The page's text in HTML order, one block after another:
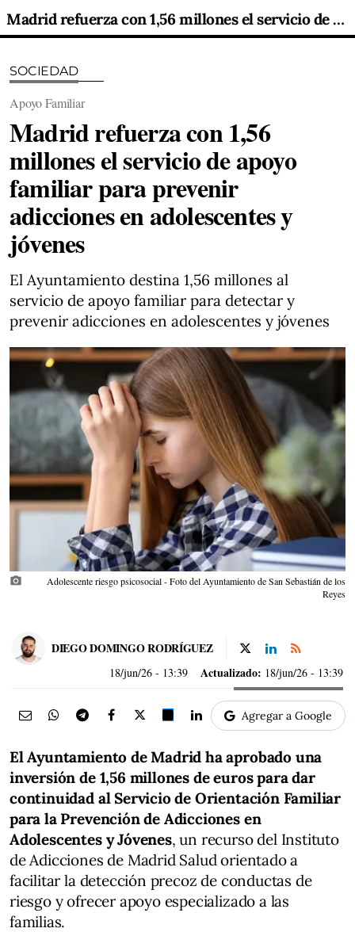
Madrid refuerza con 1,56 millones el servicio de apoyo familiar para prevenir adicciones en adolescentes y jóvenes
SOCIEDAD
Apoyo Familiar
Madrid refuerza con 1,56
millones el servicio de apoyo
familiar para prevenir
adicciones en adolescentes y
jóvenes
El Ayuntamiento destina 1,56 millones al
servicio de apoyo familiar para detectar y
prevenir adicciones en adolescentes y jóvenes
photo_camera
Adolescente riesgo psicosocial - Foto del Ayuntamiento de San Sebastián de los
Reyes
DIEGO DOMINGO RODRÍGUEZ
18/jun/26 - 13:39 Actualizado: 18/jun/26 - 13:39
Agregar a Google
El Ayuntamiento de Madrid ha aprobado una
inversión de 1,56 millones de euros para dar
continuidad al Servicio de Orientación Familiar
para la Prevención de Adicciones en
Adolescentes y Jóvenes, un recurso del Instituto
de Adicciones de Madrid Salud orientado a
facilitar la detección precoz de conductas de
riesgo y ofrecer apoyo especializado a las
familias.